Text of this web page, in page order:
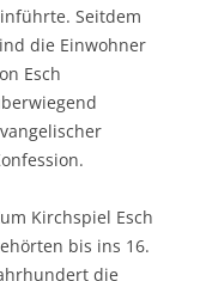
Seitdem
die Einwohner
Esch
Kirchspiel Esch
bis ins 16.
die